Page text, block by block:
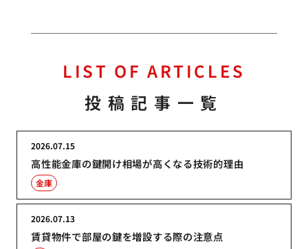
LIST OF ARTICLES
投稿記事一覧
高性能金庫の鍵開け相場が高くなる技術的理由
2026.07.15
金庫
賃貸物件で部屋の鍵を増設する際の注意点
2026.07.13